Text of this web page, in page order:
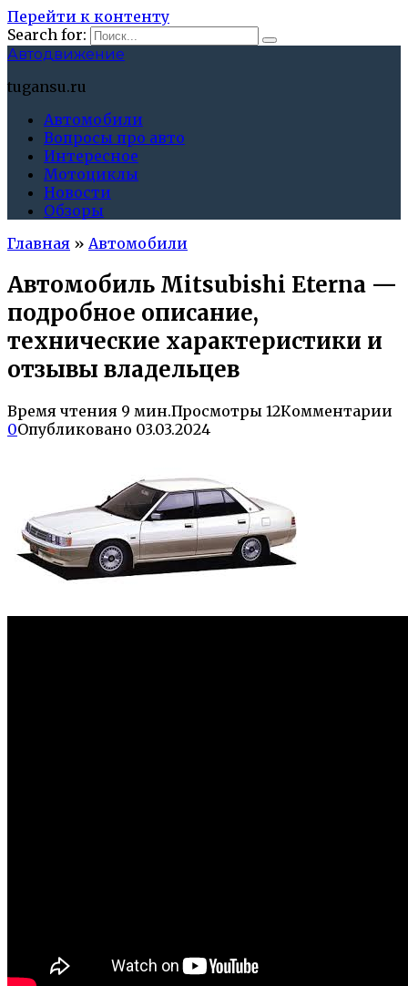
Перейти к контенту
Search for:
Автодвижение
tugansu.ru
Автомобили
Вопросы про авто
Интересное
Мотоциклы
Новости
Обзоры
Главная » Автомобили
Автомобиль Mitsubishi Eterna —
подробное описание,
технические характеристики и
отзывы владельцев
Время чтения 9 мин.Просмотры 12Комментарии
0Опубликовано 03.03.2024